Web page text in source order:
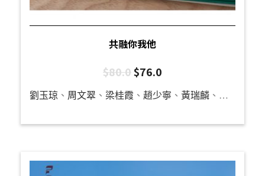
共融你我他
$80.0$76.0
劉玉琼 、 周文翠 、 梁桂霞 、 趙少寧 、 黃瑞麟 、 龔立人